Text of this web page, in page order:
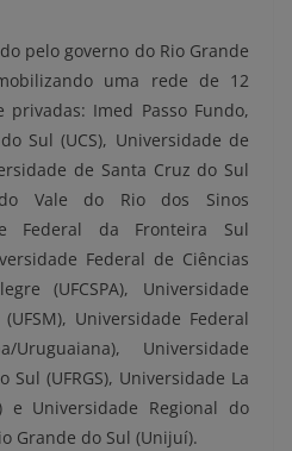
pelo governo do Rio Grande
uma rede de 12
Imed Passo Fundo,
Sul (UCS), Universidade de
de Santa Cruz do Sul
do Vale do Rio dos Sinos
Federal da Fronteira Sul
Federal de Ciências
(UFCSPA), Universidade
Universidade Federal
Universidade
Sul (UFRGS), Universidade La
e Universidade Regional do
Grande do Sul (Unijuí).